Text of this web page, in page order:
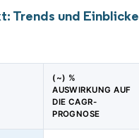
Trends und Einblicke
(~) %
AUSWIRKUNG AUF
DIE CAGR-
PROGNOSE